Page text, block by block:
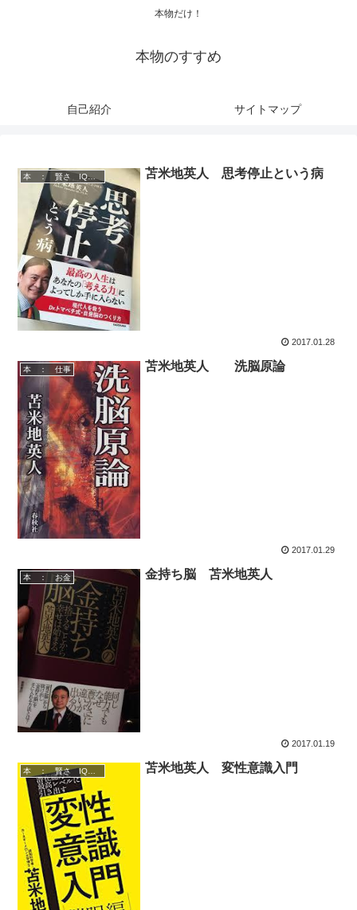
本物だけ！
本物のすすめ
自己紹介 サイトマップ
本 ： 賢さ IQアップ 技術 苫米地英人 思考停止という病
2017.01.28
本 ： 仕事 苫米地英人 洗脳原論
2017.01.29
本 ： お金 金持ち脳 苫米地英人
2017.01.19
本 ： 賢さ IQアップ 技術 苫米地英人 変性意識入門